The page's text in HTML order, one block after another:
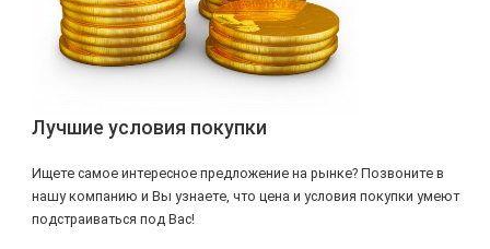
Лучшие условия покупки
Ищете самое интересное предложение на рынке? Позвоните в
нашу компанию и Вы узнаете, что цена и условия покупки умеют
подстраиваться под Вас!